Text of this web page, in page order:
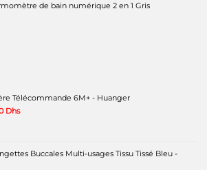
de bain numérique 2 en 1 Gris
Télécommande 6M+ - Huanger
Dhs.
DhsLe
90 Dhs.
Buccales Multi-usages Tissu Tissé Bleu -